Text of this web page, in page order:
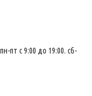
пт с 9:00 до 19:00. сб-